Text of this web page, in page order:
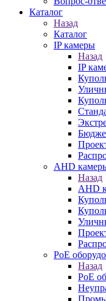
Каталог
Назад
Каталог
IP камеры
Назад
IP
AHD
Назад
AHD
PoE
Назад
PoE